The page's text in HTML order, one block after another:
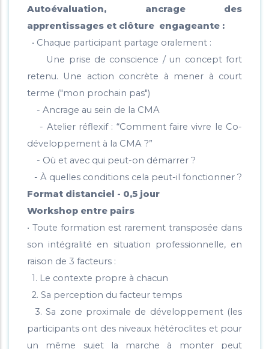
Autoévaluation, ancrage des
apprentissages et clôture engageante :
• Chaque participant partage oralement :
Une prise de conscience / un concept fort
retenu. Une action concrète à mener à court
terme ("mon prochain pas")
- Ancrage au sein de la CMA
- Atelier réflexif : “Comment faire vivre le Co-
développement à la CMA ?”
- Où et avec qui peut-on démarrer ?
- À quelles conditions cela peut-il fonctionner ?
Format distanciel - 0,5 jour
Workshop entre pairs
• Toute formation est rarement transposée dans
son intégralité en situation professionnelle, en
raison de 3 facteurs :
1. Le contexte propre à chacun
2. Sa perception du facteur temps
3. Sa zone proximale de développement (les
participants ont des niveaux hétéroclites et pour
un même sujet la marche à monter peut